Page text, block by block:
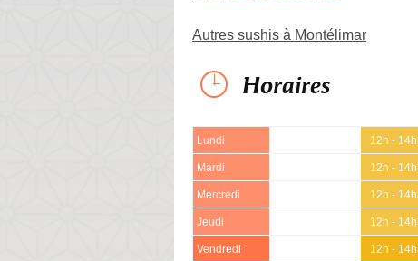
Autres sushis à Montélimar
Horaires
Lundi 12h -
Mardi 12h -
Mercredi 12h -
Jeudi 12h -
Vendredi 12h -